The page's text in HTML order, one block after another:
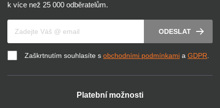
k více než 25 000 odběratelům.
ODESLAT
Zaškrtnutím souhlasíte s obchodními podmínkami a GDPR.
Platební možnosti